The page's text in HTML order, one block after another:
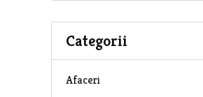
Categorii
Afaceri